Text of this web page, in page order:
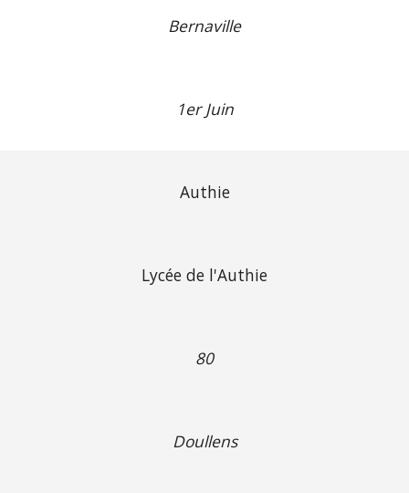
Bernaville
1er Juin
Authie
Lycée de l'Authie
80
Doullens